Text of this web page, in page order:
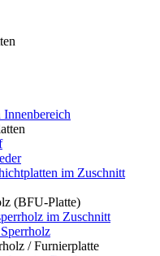
Innenbereich
im Zuschnitt
(BFU-Platte)
im Zuschnitt
/ Furnierplatte